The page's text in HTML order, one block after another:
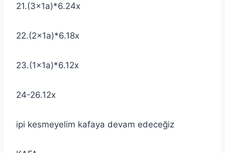
21.(3x1a)*6.24x
22.(2x1a)*6.18x
23.(1x1a)*6.12x
24-26.12x
ipi kesmeyelim kafaya devam edeceğiz